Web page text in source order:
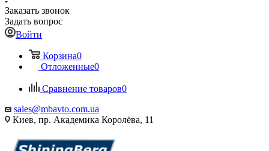
Заказать звонок
Задать вопрос
Войти
Корзина0
Отложенные0
Сравнение товаров0
sales@mbavto.com.ua
Киев, пр. Академика Королёва, 11